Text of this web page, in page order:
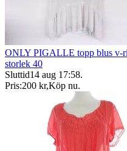
ONLY PIGALLE topp blus v-
storlek 40
Sluttid14 aug 17:58.
Pris:200 kr,Köp nu.